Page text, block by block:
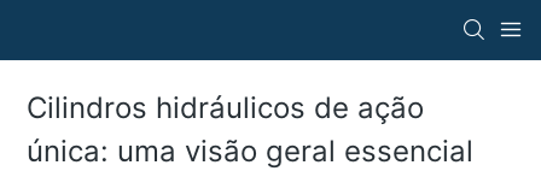
Cilindros hidráulicos de ação
única: uma visão geral essencial